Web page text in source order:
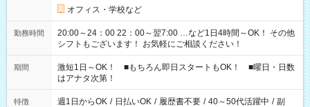
オフィス・学校など
勤務時間
20:00～24：00 22：00～翌7:00 …など1日4時間～OK！ その他
シフトもございます！ お気軽にご相談ください！
期間
激短1日～OK！ ■もちろん即日スタートもOK！ ■曜日・日数
はアナタ次第！
特徴 週1日からOK / 日払いOK / 履歴書不要 / 40～50代活躍中 / 副